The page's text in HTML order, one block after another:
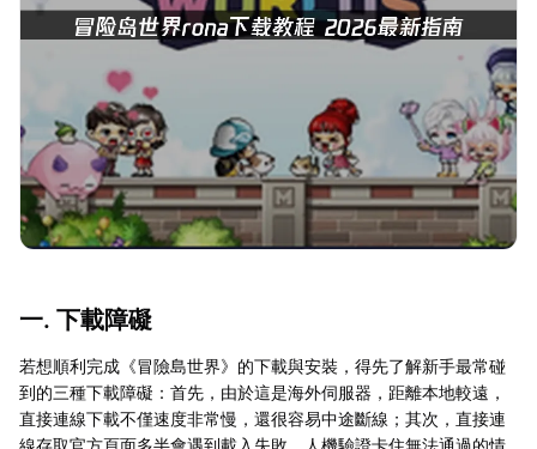
一. 下載障礙
若想順利完成《冒險島世界》的下載與安裝，得先了解新手最常碰
到的三種下載障礙：首先，由於這是海外伺服器，距離本地較遠，
直接連線下載不僅速度非常慢，還很容易中途斷線；其次，直接連